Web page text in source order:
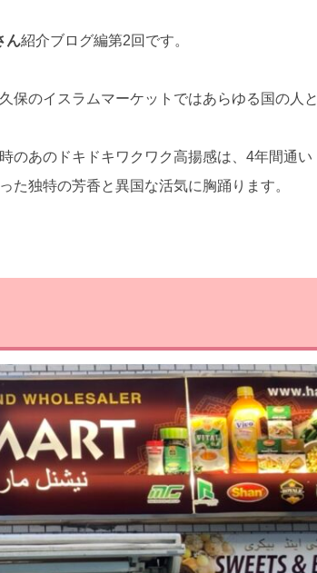
ん紹介ブログ編第2回です。
保のイスラムマーケットではあらゆる国の人と
のあのドキドキワクワク高揚感は、4年間通い
独特の芳香と異国な活気に胸踊ります。